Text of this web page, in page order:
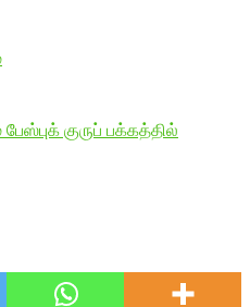
குருப் பக்கத்தில்